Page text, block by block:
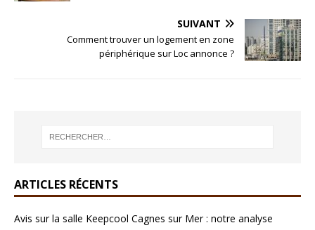
SUIVANT
Comment trouver un logement en zone
périphérique sur Loc annonce ?
ARTICLES RÉCENTS
Avis sur la salle Keepcool Cagnes sur Mer : notre analyse